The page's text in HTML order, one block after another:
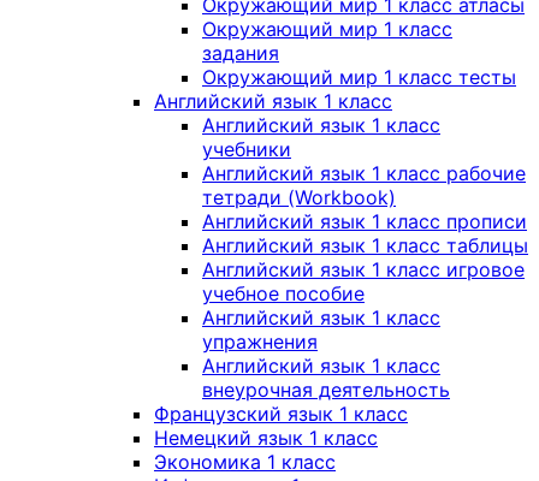
Окружающий мир 1 класс атласы
Окружающий мир 1 класс
задания
Окружающий мир 1 класс тесты
Английский язык 1 класс
Английский язык 1 класс
учебники
Английский язык 1 класс рабочие
тетради (Workbook)
Английский язык 1 класс прописи
Английский язык 1 класс таблицы
Английский язык 1 класс игровое
учебное пособие
Английский язык 1 класс
упражнения
Английский язык 1 класс
внеурочная деятельность
Французский язык 1 класс
Немецкий язык 1 класс
Экономика 1 класс